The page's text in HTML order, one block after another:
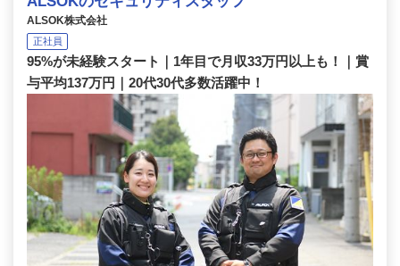
ALSOK株式会社
正社員
95%が未経験スタート｜1年目で月収33万円以上も！｜賞
与平均137万円｜20代30代多数活躍中！